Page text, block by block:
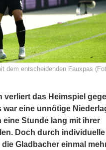
dem entscheidenden Fauxpas
verliert das Heimspiel
eine unnötige
Stunde lang mit ihrer
Doch durch individuelle
Gladbacher einmal